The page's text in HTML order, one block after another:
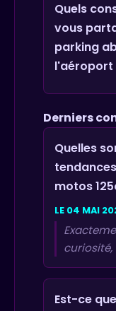
Quels
vous
parking
l'aéroport
Derniers
Quelles
motos
LE 04 MAI
curiosité,
Est-ce